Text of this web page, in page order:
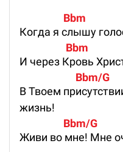
Bbm
Когда я слышу
Bbm
И через Кровь
Bbm/G
В Твоем
жизнь!
Bbm/G
Живи во мне! Мне